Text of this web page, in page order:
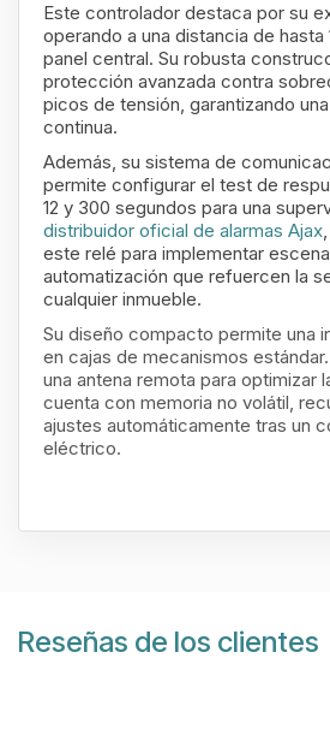
Este controlador destaca por su
operando a una distancia de
panel central. Su robusta
protección avanzada contra
picos de tensión, garantizando
continua.
Además, su sistema de
permite configurar el test de
12 y 300 segundos para una
distribuidor oficial de alarmas Ajax
este relé para implementar
automatización que refuercen la
cualquier inmueble.
Su diseño compacto permite una
en cajas de mecanismos
una antena remota para optimizar
cuenta con memoria no volátil,
ajustes automáticamente tras un
eléctrico.
Reseñas de los clientes